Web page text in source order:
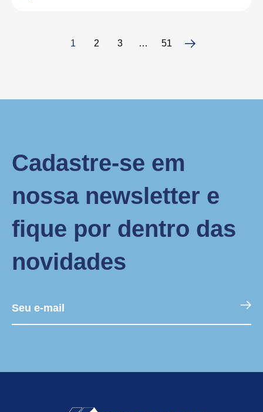
1 2 3 … 51
Cadastre-se em
nossa newsletter e
fique por dentro das
novidades